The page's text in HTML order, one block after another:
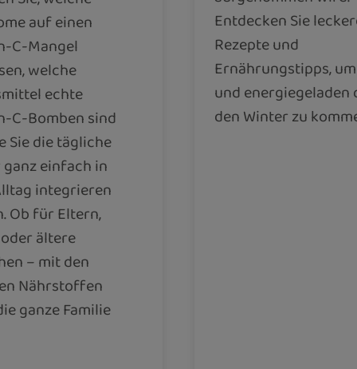
auf einen
C-Mangel
welche
echte
C-Bomben sind
Sie die tägliche
einfach in
integrieren
Ob für Eltern,
ältere
– mit den
Nährstoffen
ganze Familie
Entdecken Sie
Rezepte und
Ernährungstipps,
und energiegeladen
den Winter zu